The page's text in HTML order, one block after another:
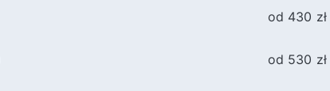
od 430 zł
od 530 zł